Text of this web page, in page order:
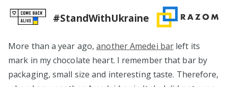
#StandWithUkraine
More than a year ago,another Amedei bar left its
mark in my chocolate heart. I remember that bar by
packaging, small size and interesting taste. Therefore,